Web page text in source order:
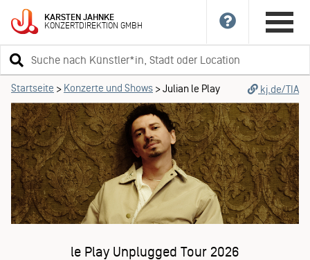
KARSTENJAHNKE
KONZERTDIREKTIONGMBH
Suchbegriff
eingeben
Startseite > Konzerte und Shows >Julian le Play kj.de/TIA
le Play Unplugged Tour 2026